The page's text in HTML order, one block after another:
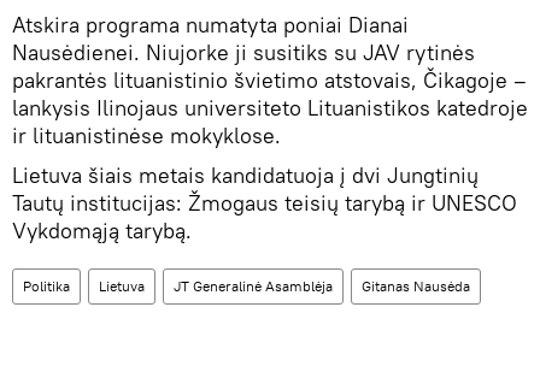
Atskira programa numatyta poniai Dianai
Nausėdienei. Niujorke ji susitiks su JAV rytinės
pakrantės lituanistinio švietimo atstovais, Čikagoje –
lankysis Ilinojaus universiteto Lituanistikos katedroje
ir lituanistinėse mokyklose.
Lietuva šiais metais kandidatuoja į dvi Jungtinių
Tautų institucijas: Žmogaus teisių tarybą ir UNESCO
Vykdomąją tarybą.
Politika Lietuva JT Generalinė Asamblėja Gitanas Nausėda